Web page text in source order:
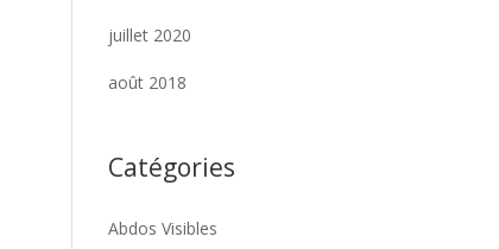
juillet 2020
août 2018
Catégories
Abdos Visibles